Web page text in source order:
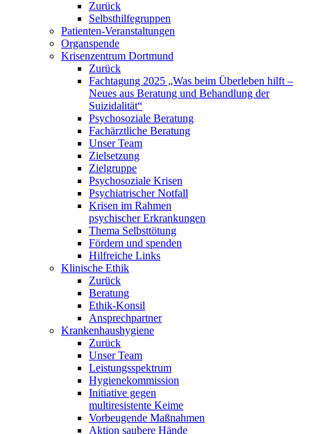
Zurück
Selbsthilfegruppen
Patienten-Veranstaltungen
Organspende
Krisenzentrum Dortmund
Zurück
Fachtagung 2025 „Was beim Überleben hilft –
Neues aus Beratung und Behandlung der
Suizidalität“
Psychosoziale Beratung
Fachärztliche Beratung
Unser Team
Zielsetzung
Zielgruppe
Psychosoziale Krisen
Psychiatrischer Notfall
Krisen im Rahmen
psychischer Erkrankungen
Thema Selbsttötung
Fördern und spenden
Hilfreiche Links
Klinische Ethik
Zurück
Beratung
Ethik-Konsil
Ansprechpartner
Krankenhaushygiene
Zurück
Unser Team
Leistungsspektrum
Hygienekommission
Initiative gegen
multiresistente Keime
Vorbeugende Maßnahmen
Aktion saubere Hände